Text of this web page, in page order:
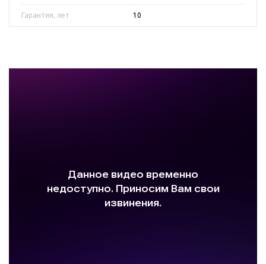
Гарантия, лет 10